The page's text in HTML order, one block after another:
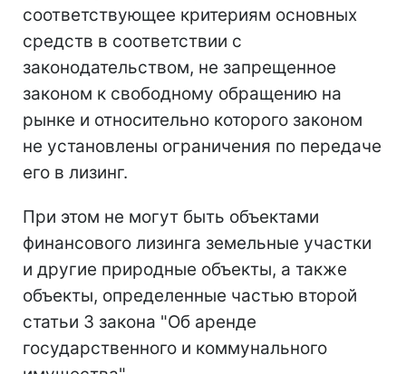
соответствующее критериям основных
средств в соответствии с
законодательством, не запрещенное
законом к свободному обращению на
рынке и относительно которого законом
не установлены ограничения по передаче
его в лизинг.
При этом не могут быть объектами
финансового лизинга земельные участки
и другие природные объекты, а также
объекты, определенные частью второй
статьи 3 закона "Об аренде
государственного и коммунального